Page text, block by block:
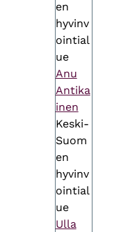
en
hyvinv
ointial
ue
Anu
Antika
inen
Keski-
Suom
en
hyvinv
ointial
ue
Ulla